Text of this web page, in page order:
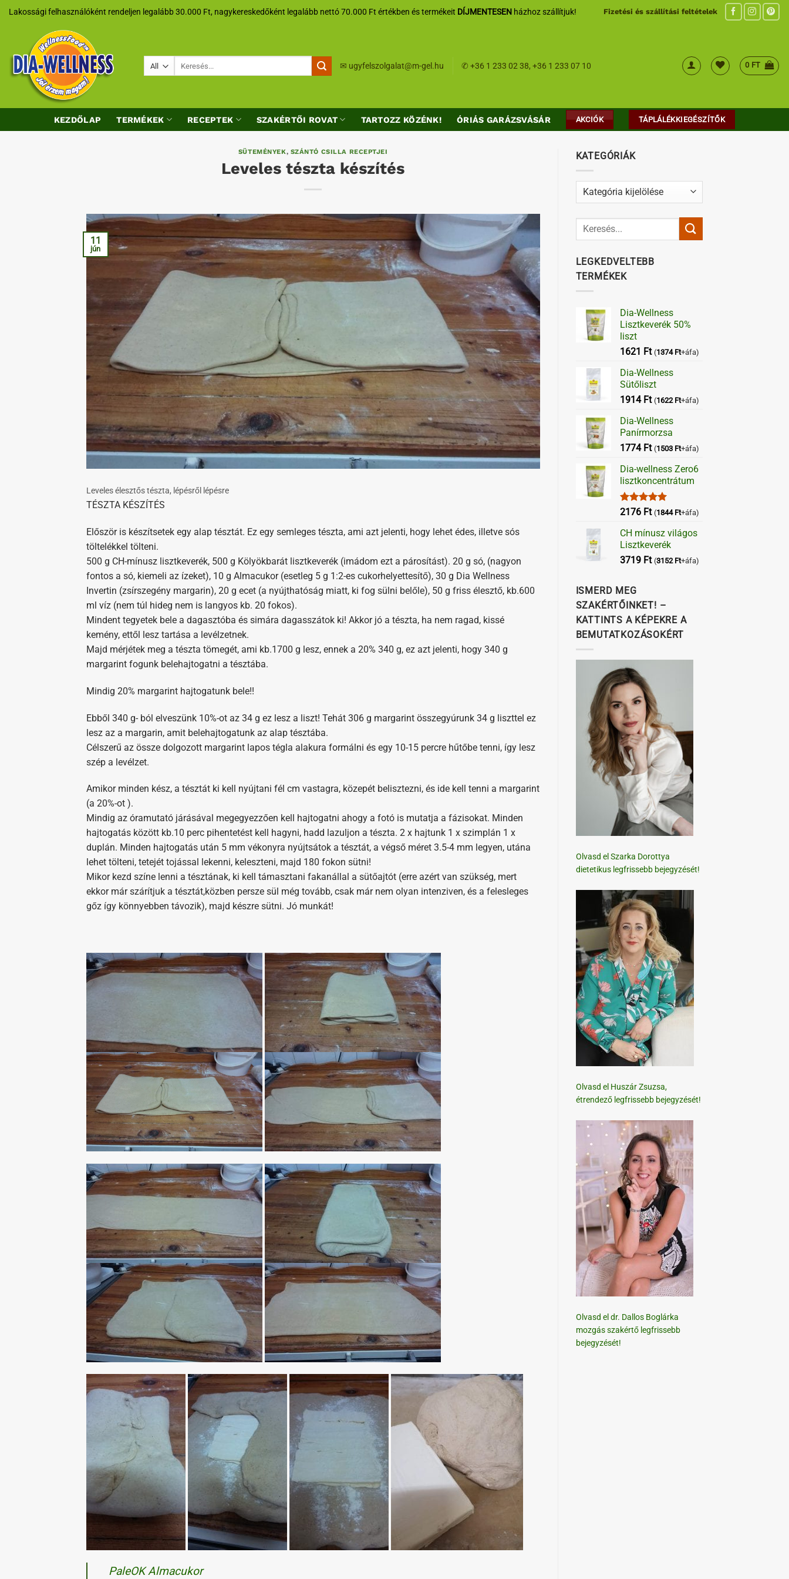
SkipLakossági felhasználóként rendeljen legalább 30.000 Ft, nagykereskedőként legalább nettó 70.000 Ft értékben és termékeit DÍJMENTESEN házhoz szállítjuk! Fizetési és szállítási feltételek
✉ ugyfelszolgalat@m-gel.hu ✆+36 1 233 02 38,+36 1 233 07 10 0 FT
KEZDŐLAP TERMÉKEK RECEPTEK SZAKÉRTŐI ROVAT TARTOZZ KÖZÉNK! ÓRIÁS GARÁZSVÁSÁR AKCIÓK TÁPLÁLÉKKIEGÉSZÍTŐK
SÜTEMÉNYEK, SZÁNTÓ CSILLA RECEPTJEI
Leveles tészta készítés
11
jún
Leveles élesztős tészta, lépésről lépésre
TÉSZTA KÉSZÍTÉS
Először is készítsetek egy alap tésztát. Ez egy semleges tészta, ami azt jelenti, hogy lehet édes, illetve sós
töltelékkel tölteni.
500 g CH-mínusz lisztkeverék, 500 g Kölyökbarát lisztkeverék (imádom ezt a párosítást). 20 g só, (nagyon
fontos a só, kiemeli az ízeket), 10 g Almacukor (esetleg 5 g 1:2-es cukorhelyettesítő), 30 g Dia Wellness
Invertin (zsírszegény margarin), 20 g ecet (a nyújthatóság miatt, ki fog sülni belőle), 50 g friss élesztő, kb.600
ml víz (nem túl hideg nem is langyos kb. 20 fokos).
Mindent tegyetek bele a dagasztóba és simára dagasszátok ki! Akkor jó a tészta, ha nem ragad, kissé
kemény, ettől lesz tartása a levélzetnek.
Majd mérjétek meg a tészta tömegét, ami kb.1700 g lesz, ennek a 20% 340 g, ez azt jelenti, hogy 340 g
margarint fogunk belehajtogatni a tésztába.
Mindig 20% margarint hajtogatunk bele!!
Ebből 340 g- ból elveszünk 10%-ot az 34 g ez lesz a liszt! Tehát 306 g margarint összegyúrunk 34 g liszttel ez
lesz az a margarin, amit belehajtogatunk az alap tésztába.
Célszerű az össze dolgozott margarint lapos tégla alakura formálni és egy 10-15 percre hűtőbe tenni, így lesz
szép a levélzet.
Amikor minden kész, a tésztát ki kell nyújtani fél cm vastagra, közepét belisztezni, és ide kell tenni a margarint
(a 20%-ot ).
Mindig az óramutató járásával megegyezzően kell hajtogatni ahogy a fotó is mutatja a fázisokat. Minden
hajtogatás között kb.10 perc pihentetést kell hagyni, hadd lazuljon a tészta. 2 x hajtunk 1 x szimplán 1 x
duplán. Minden hajtogatás után 5 mm vékonyra nyújtsátok a tésztát, a végső méret 3.5-4 mm legyen, utána
lehet tölteni, tetejét tojással lekenni, keleszteni, majd 180 fokon sütni!
Mikor kezd színe lenni a tésztának, ki kell támasztani fakanállal a sütőajtót (erre azért van szükség, mert
ekkor már szárítjuk a tésztát,közben persze sül még tovább, csak már nem olyan intenziven, és a felesleges
gőz így könnyebben távozik), majd készre sütni. Jó munkát!
PaleOK Almacukor
KATEGÓRIÁK
Kategóriák
LEGKEDVELTEBB
TERMÉKEK
Dia-Wellness
Lisztkeverék 50%
liszt
1621 Ft (1374 Ft+áfa)
Dia-Wellness
Sütőliszt
1914 Ft (1622 Ft+áfa)
Dia-Wellness
Panírmorzsa
1774 Ft (1503 Ft+áfa)
Dia-wellness Zero6
lisztkoncentrátum
Értékelés:
2176 Ft (1844 Ft+áfa)
CH mínusz világos
Lisztkeverék
3719 Ft (3152 Ft+áfa)
ISMERD MEG
SZAKÉRTŐINKET! –
KATTINTS A KÉPEKRE A
BEMUTATKOZÁSOKÉRT
Olvasd el Szarka Dorottya
dietetikus legfrissebb bejegyzését!
Olvasd el Huszár Zsuzsa,
étrendező legfrissebb bejegyzését!
Olvasd el dr. Dallos Boglárka
mozgás szakértő legfrissebb
bejegyzését!